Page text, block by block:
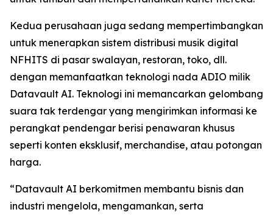
Kedua perusahaan juga sedang mempertimbangkan
untuk menerapkan sistem distribusi musik digital
NFHITS di pasar swalayan, restoran, toko, dll.
dengan memanfaatkan teknologi nada ADIO milik
Datavault AI. Teknologi ini memancarkan gelombang
suara tak terdengar yang mengirimkan informasi ke
perangkat pendengar berisi penawaran khusus
seperti konten eksklusif, merchandise, atau potongan
harga.
“Datavault AI berkomitmen membantu bisnis dan
industri mengelola, mengamankan, serta